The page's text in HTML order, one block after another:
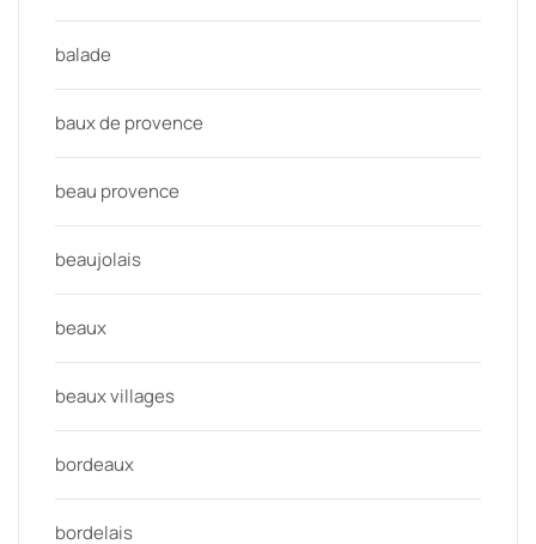
balade
baux de provence
beau provence
beaujolais
beaux
beaux villages
bordeaux
bordelais